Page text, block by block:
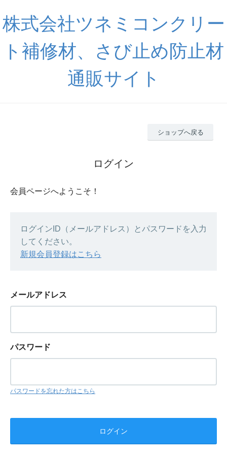
株式会社ツネミコンクリー
ト補修材、さび止め防止材
通販サイト
ショップへ戻る
ログイン
会員ページへようこそ！
ログインID（メールアドレス）とパスワードを入力
してください。
新規会員登録はこちら
メールアドレス
パスワード
パスワードを忘れた方はこちら